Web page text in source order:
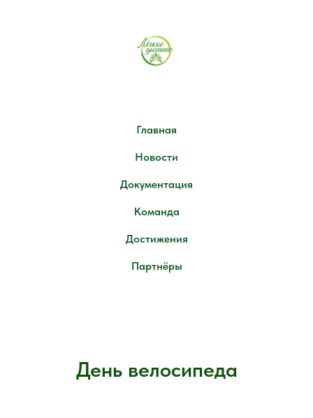
Главная
Новости
Документация
Команда
Достижения
Партнёры
День велосипеда